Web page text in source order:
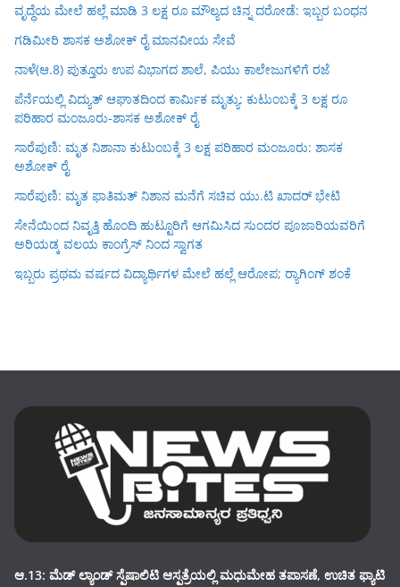
ವೃದ್ಧೆಯ ಮೇಲೆ ಹಲ್ಲೆ ಮಾಡಿ 3 ಲಕ್ಷ ರೂ ಮೌಲ್ಯದ ಚಿನ್ನ ದರೋಡೆ: ಇಬ್ಬರ ಬಂಧನ
ಗಡಿಮೀರಿ ಶಾಸಕ ಅಶೋಕ್ ರೈ ಮಾನವೀಯ ಸೇವೆ
ನಾಳೆ(ಆ.8) ಪುತ್ತೂರು ಉಪ ವಿಭಾಗದ ಶಾಲೆ, ಪಿಯು ಕಾಲೇಜುಗಳಿಗೆ ರಜೆ
ಪೆರ್ನೆಯಲ್ಲಿ ವಿದ್ಯುತ್ ಆಘಾತದಿಂದ ಕಾರ್ಮಿಕ ಮೃತ್ಯು: ಕುಟುಂಬಕ್ಕೆ 3 ಲಕ್ಷ ರೂ
ಪರಿಹಾರ ಮಂಜೂರು-ಶಾಸಕ ಅಶೋಕ್ ರೈ
ಸಾರೆಪುಣಿ: ಮೃತ ನಿಶಾನಾ ಕುಟುಂಬಕ್ಕೆ 3 ಲಕ್ಷ ಪರಿಹಾರ ಮಂಜೂರು: ಶಾಸಕ
ಅಶೋಕ್ ರೈ
ಸಾರೆಪುಣಿ: ಮೃತ ಫಾತಿಮತ್ ನಿಶಾನ ಮನೆಗೆ ಸಚಿವ ಯು.ಟಿ ಖಾದರ್ ಭೇಟಿ
ಸೇನೆಯಿಂದ ನಿವೃತ್ತಿ ಹೊಂದಿ ಹುಟ್ಟೂರಿಗೆ ಆಗಮಿಸಿದ ಸುಂದರ ಪೂಜಾರಿಯವರಿಗೆ
ಅರಿಯಡ್ಕ ವಲಯ ಕಾಂಗ್ರೆಸ್ ನಿಂದ ಸ್ವಾಗತ
ಇಬ್ಬರು ಪ್ರಥಮ ವರ್ಷದ ವಿದ್ಯಾರ್ಥಿಗಳ ಮೇಲೆ ಹಲ್ಲೆ ಆರೋಪ; ರ‍್ಯಾಗಿಂಗ್ ಶಂಕೆ
ಆ.13: ಮೆಡ್ ಲ್ಯಾಂಡ್ ಸ್ಪೆಷಾಲಿಟಿ ಆಸ್ಪತ್ರೆಯಲ್ಲಿ ಮಧುಮೇಹ ತಪಾಸಣೆ, ಉಚಿತ ಫ್ಯಾಟಿ